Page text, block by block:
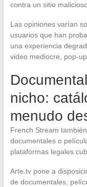
contra un sitio
Las opiniones varían
usuarios que han
una experiencia
video mediocre, pop-
nicho:
menudo
French Stream
documentales o
plataformas legales
Arte.tv pone a
de documentales,